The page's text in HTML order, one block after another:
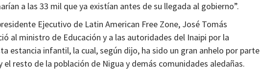
a las 33 mil que ya existían antes de su llegada al gobierno”.
Ejecutivo de Latin American Free Zone, José Tomás
al ministro de Educación y a las autoridades del Inaipi por la
estancia infantil, la cual, según dijo, ha sido un gran anhelo por parte
el resto de la población de Nigua y demás comunidades aledañas.